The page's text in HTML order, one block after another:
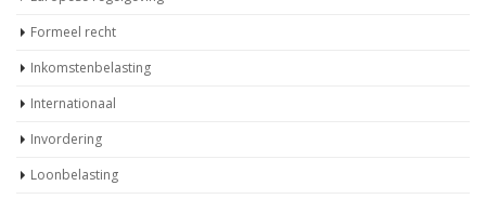
Formeel recht
Inkomstenbelasting
Internationaal
Invordering
Loonbelasting